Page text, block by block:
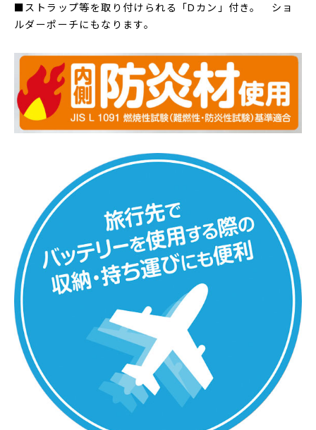
■ストラップ等を取り付けられる「Dカン」付き。 ショ
ルダーポーチにもなります。